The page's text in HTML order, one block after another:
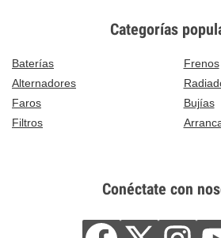
Categorías
Baterías
Frenos
Alternadores
Faros
Bujías
Filtros
Conéctate con